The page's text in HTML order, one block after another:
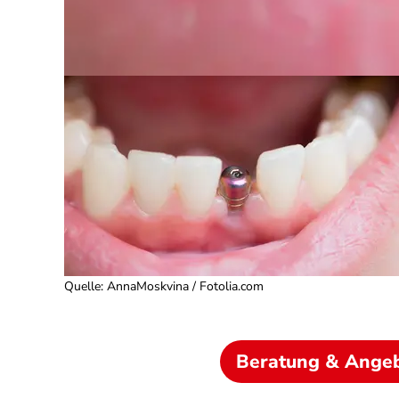
Quelle: AnnaMoskvina / Fotolia.com
Beratung &